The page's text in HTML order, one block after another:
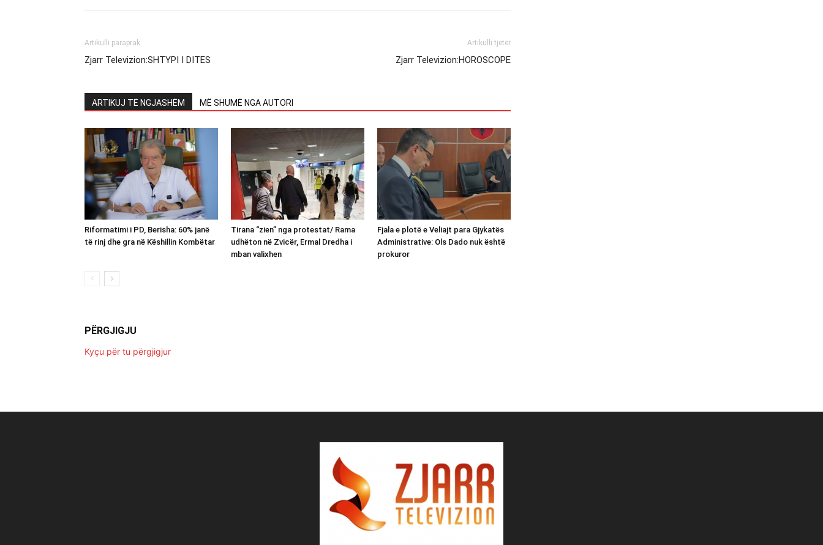
Artikulli paraprak
Zjarr Televizion:SHTYPI I DITES
Artikulli tjetër
Zjarr Televizion:HOROSCOPE
ARTIKUJ TË NGJASHËM MË SHUMË NGA AUTORI
Riformatimi i PD, Berisha: 60% janë
të rinj dhe gra në Këshillin Kombëtar
Tirana “zien” nga protestat/ Rama
udhëton në Zvicër, Ermal Dredha i
mban valixhen
Fjala e plotë e Veliajt para Gjykatës
Administrative: Ols Dado nuk është
prokuror
PËRGJIGJU
Kyçu për tu përgjigjur